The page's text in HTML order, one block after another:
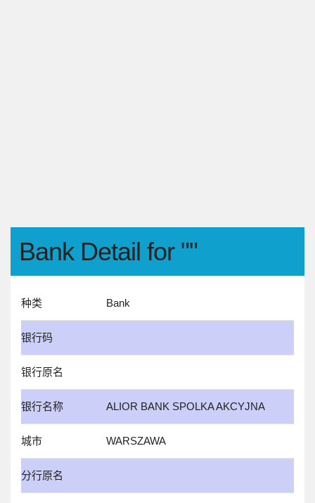
Bank Detail for ""
种类 Bank
银行码
银行原名
银行名称 ALIOR BANK SPOLKA AKCYJNA
城市 WARSZAWA
分行原名